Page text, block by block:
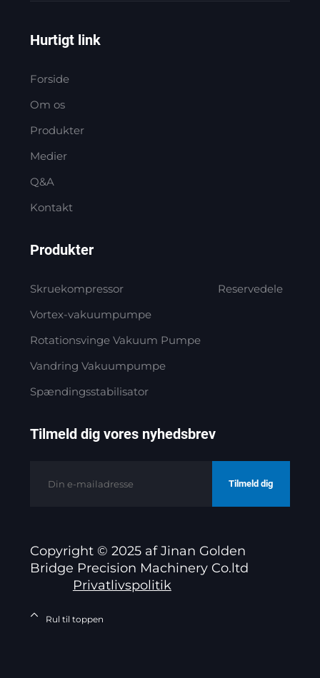
Hurtigt link
Forside
Om os
Produkter
Medier
Q&A
Kontakt
Produkter
Skruekompressor
Vortex-vakuumpumpe
Rotationsvinge Vakuum Pumpe
Vandring Vakuumpumpe
Spændingsstabilisator
Reservedele
Tilmeld dig vores nyhedsbrev
Tilmeld dig
Copyright © 2025 af Jinan Golden
Bridge Precision Machinery Co.ltd
Privatlivspolitik
Rul til toppen